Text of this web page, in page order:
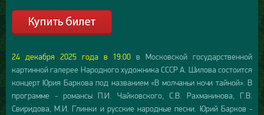
24 декабря 2025 года в 19:00в Московской государственной
картинной галерее Народного художника СССР А. Шилова состоится
концерт Юрия Баркова под названием «В молчаньи ночи тайной». В
программе - романсы П.И. Чайковского, С.В. Рахманинова, Г.В.
Свиридова, М.И. Глинки и русские народные песни. Юрий Барков -